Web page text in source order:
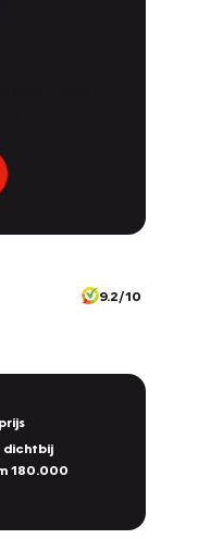
9.2/10
dichtbij
180.000